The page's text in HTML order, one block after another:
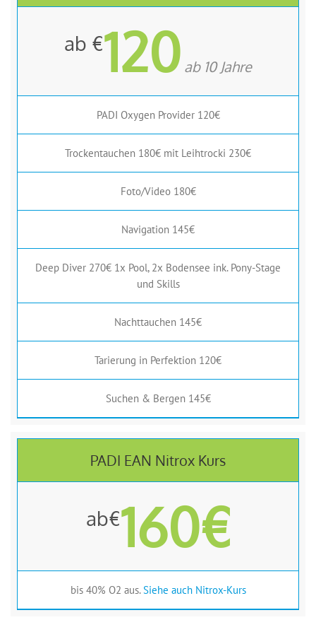
ab €120 ab 10 Jahre
PADI Oxygen Provider 120€
Trockentauchen 180€ mit Leihtrocki 230€
Foto/Video 180€
Navigation 145€
Deep Diver 270€ 1x Pool, 2x Bodensee ink. Pony-Stage
und Skills
Nachttauchen 145€
Tarierung in Perfektion 120€
Suchen & Bergen 145€
PADI EAN Nitrox Kurs
ab€160€
bis 40% O2 aus.Siehe auch Nitrox-Kurs